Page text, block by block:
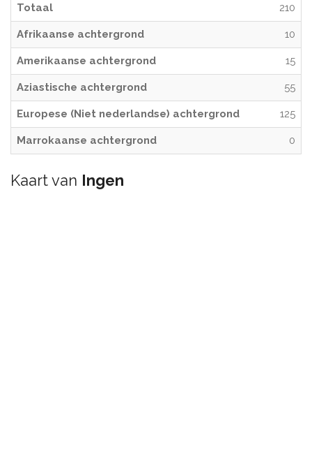
Totaal 210
Afrikaanse achtergrond 10
Amerikaanse achtergrond 15
Aziastische achtergrond 55
Europese (Niet nederlandse) achtergrond 125
Marrokaanse achtergrond 0
Kaart van Ingen